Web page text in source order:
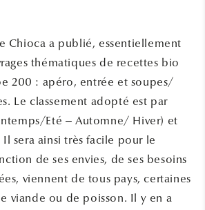
Chioca a publié, essentiellement
thématiques de recettes bio
200 : apéro, entrée et soupes/
Le classement adopté est par
Eté – Automne/ Hiver) et
sera ainsi très facile pour le
de ses envies, de ses besoins
viennent de tous pays, certaines
viande ou de poisson. Il y en a